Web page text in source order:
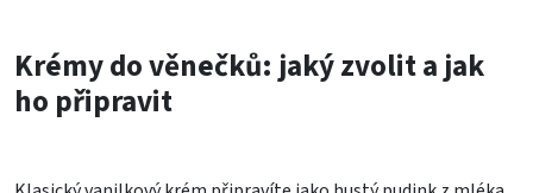
Krémy do věnečků: jaký zvolit a jak
ho připravit